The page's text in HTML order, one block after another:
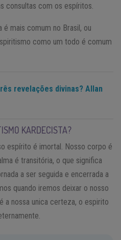
consultas com os espíritos.
é mais comum no Brasil, ou
como um todo é comum
revelações divinas? Allan
KARDECISTA?
espírito é imortal. Nosso corpo é
é transitória, o que significa
a ser seguida e encerrada a
quando iremos deixar o nosso
a nossa unica certeza, o espirito